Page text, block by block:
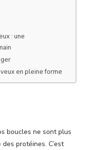
: une
en pleine forme
boucles ne sont plus
protéines. C’est